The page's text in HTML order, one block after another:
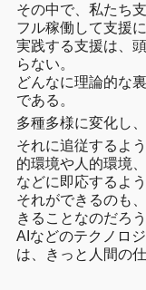
その中で、私たち
フル稼働して支援に
実践する支援は、
らない。
どんなに理論的な
である。
多種多様に変化し
それに追従するよ
的環境や人的環境
などに即応するよ
それができるのも
きることなのだろう
AIなどのテクノロ
は、きっと人間の